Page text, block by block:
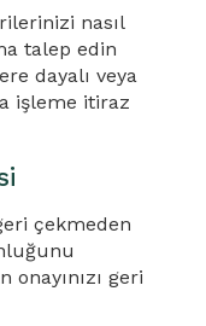
nasıl
talep edin
dayalı veya
işleme itiraz
çekmeden
geri